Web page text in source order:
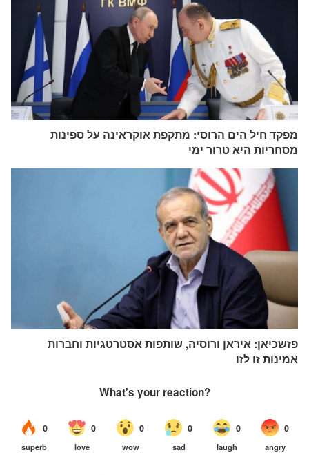
מפקד חיל הים הרוסי: מתקפת אוקראינה על ספינות
מסחריות היא טרור ימי
פזשכיאן: איראן ורוסיה, שותפות אסטרטגיות וחברות
אמינות זו לזו